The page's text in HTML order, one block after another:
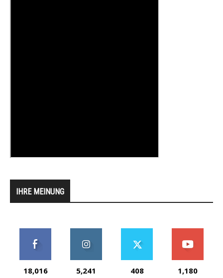
IHRE MEINUNG
18,016 5,241 408 1,180